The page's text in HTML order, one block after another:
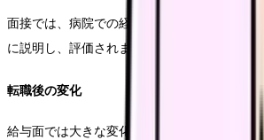
面接では、病院での経験を在宅でのケアにど
に説明し、評価されました。
転職後の変化
給与面では大きな変化はありませんでしたが